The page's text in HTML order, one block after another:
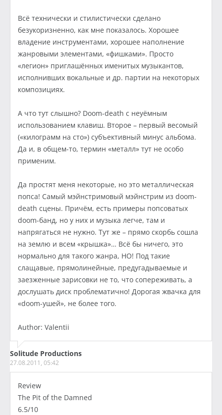
Всё технически и стилистически сделано
безукоризненно, как мне показалось. Хорошее
владение инструментами, хорошее наполнение
жанровыми элементами, «фишками». Просто
«легион» приглашённых именитых музыкантов,
исполнивших вокальные и др. партии на некоторых
композициях.
А что тут слышно? Doom-death с неуёмным
использованием клавиш. Второе – первый весомый
(«килограмм на сто») субъективный минус альбома.
Да и, в общем-то, термин «металл» тут не особо
применим.
Да простят меня некоторые, но это металлическая
попса! Самый мэйнстримовый мэйнстрим из doom-
death сцены. Причём, есть примеры попсоватых
doom-банд, но у них и музыка легче, там и
напрягаться не нужно. Тут же – прямо скорбь сошла
на землю и всем «крышка»… Всё бы ничего, это
нормально для такого жанра, НО! Под такие
слащавые, прямолинейные, предугадываемые и
заезженные зарисовки не то, что сопереживать, а
дослушать диск проблематично! Дорогая жвачка для
«doom-ушей», не более того.
Author: Valentii
Solitude Productions
27.08.2011, 05:42
Review
The Pit of the Damned
6.5/10